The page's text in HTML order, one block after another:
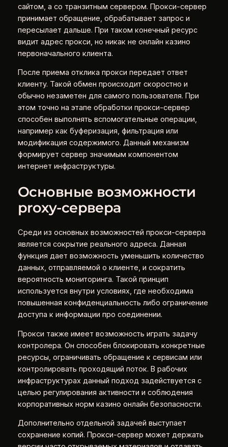
сайтом, а со транзитным сервером. Прокси-сервер
принимает обращение, обрабатывает запрос и
пересылает дальше. При таком конечный ресурс
видит адрес прокси, но никак не онлайн казино
первоначального клиента.
После приема отклика прокси передает ответ
клиенту. Такой обмен происходит скоростно и
обычно незаметен для самого пользователя. При
этом точно на этапе обработки прокси-сервер
способен выполнять вспомогательные операции,
например как буферизация, фильтрация или
модификация содержимого. Данный механизм
формирует сервер значимым компонентом
интернет инфраструктуры.
Основные возможности
proxy-сервера
Среди из основных возможностей прокси-сервера
является сокрытие реального адреса. Данная
функция дает возможность уменьшить количество
данных, отправляемой о клиенте, и сократить
вероятность мониторинга. Такой принцип
используется внутри условиях, где необходима
повышенная конфиденциальность либо ограничение
доступа к информации про соединении.
Прокси также имеет возможность играть задачу
контролера. Он способен блокировать конкретные
ресурсы, ограничивать обращение к сервисам или
контролировать проходящий поток. В рабочих
инфраструктурах данный подход задействуется с
целью регулирования активности и соблюдения
корпоративных норм казино онлайн безопасности.
Дополнительно отдельной задачей выступает
сохранение копий. Прокси-сервер может держать